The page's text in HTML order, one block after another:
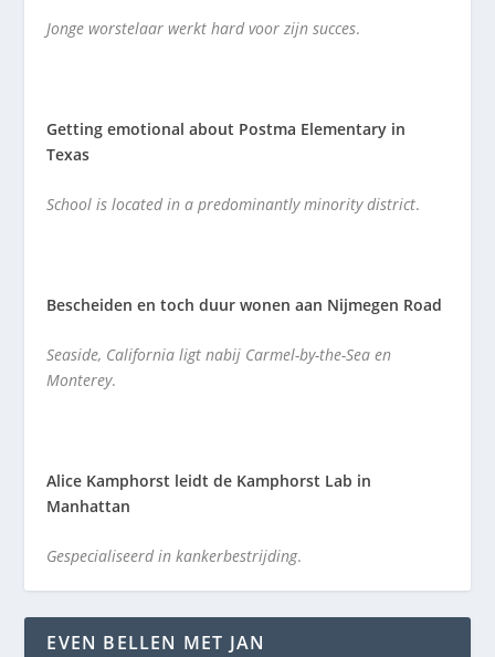
Jonge worstelaar werkt hard voor zijn succes.
Getting emotional about Postma Elementary in
Texas
School is located in a predominantly minority district.
Bescheiden en toch duur wonen aan Nijmegen Road
Seaside, California ligt nabij Carmel-by-the-Sea en
Monterey.
Alice Kamphorst leidt de Kamphorst Lab in
Manhattan
Gespecialiseerd in kankerbestrijding.
EVEN BELLEN MET JAN